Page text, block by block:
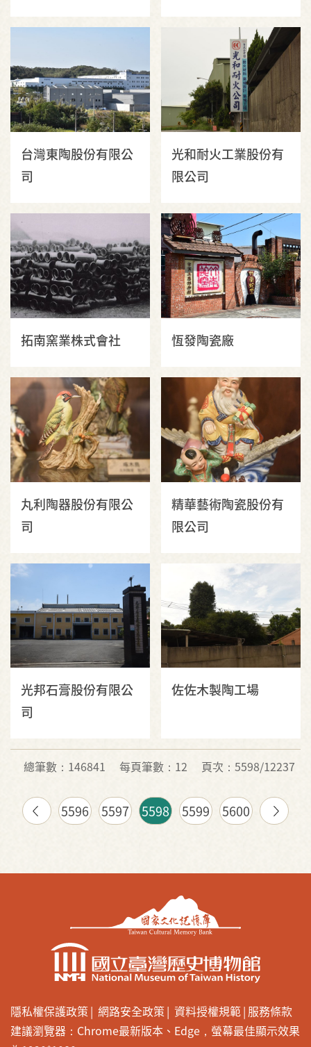
台灣東陶股份有限公
司
光和耐火工業股份有
限公司
拓南窯業株式會社 恆發陶瓷廠
丸利陶器股份有限公
司
精華藝術陶瓷股份有
限公司
光邦石膏股份有限公
司
佐佐木製陶工場
總筆數：146841 每頁筆數：12 頁次：5598/12237
5596 5597 5598 5599 5600
隱私權保護政策 網路安全政策 資料授權規範 服務條款
建議瀏覽器：Chrome最新版本、Edge，螢幕最佳顯示效果